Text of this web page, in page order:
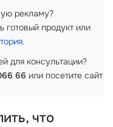
рекламу?
готовый продукт или
.
для консультации?
66 или посетите сайт
что